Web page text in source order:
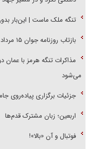
تنگه ملک ماست | این‌بار
بازتاب روزنامه جوان ۱۵ مرداد در شبکه خبر
مذاکرات تنگه هرمز با عمان
می‌شود
جزئیات برگزاری پیاده‌روی
اربعین؛ زبان مشترک قدم‌ها
فوتبال و آن «بالا»!